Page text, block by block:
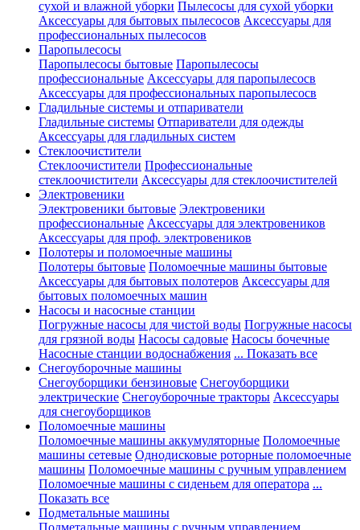
сухой и влажной уборки Пылесосы для сухой уборки
Аксессуары для бытовых пылесосов Аксессуары для
профессиональных пылесосов
Паропылесосы
Паропылесосы бытовые Паропылесосы
профессиональные Аксессуары для паропылесосв
Аксессуары для профессиональных паропылесосв
Гладильные системы и отпариватели
Гладильные системы Отпариватели для одежды
Аксессуары для гладильных систем
Стеклоочистители
Стеклоочистители Профессиональные
стеклоочистители Аксессуары для стеклоочистителей
Электровеники
Электровеники бытовые Электровеники
профессиональные Аксессуары для электровеников
Аксессуары для проф. электровеников
Полотеры и поломоечные машины
Полотеры бытовые Поломоечные машины бытовые
Аксессуары для бытовых полотеров Аксессуары для
бытовых поломоечных машин
Насосы и насосные станции
Погружные насосы для чистой воды Погружные насосы
для грязной воды Насосы садовые Насосы бочечные
Насосные станции водоснабжения ... Показать все
Снегоуборочные машины
Снегоуборщики бензиновые Снегоуборщики
электрические Снегоуборочные тракторы Аксессуары
для снегоуборщиков
Поломоечные машины
Поломоечные машины аккумуляторные Поломоечные
машины сетевые Однодисковые роторные поломоечные
машины Поломоечные машины с ручным управлением
Поломоечные машины с сиденьем для оператора ...
Показать все
Подметальные машины
Подметальные машины с ручным управлением